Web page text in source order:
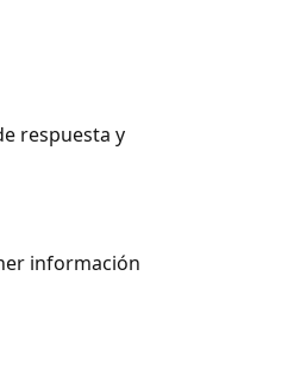
respuesta y
información